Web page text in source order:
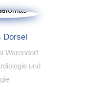
Dorsel
Warendorf
und